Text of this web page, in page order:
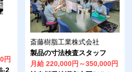
円
2
斎藤樹脂工業株式会社
製品の寸法検査スタッフ
月給 220,000円～350,000円